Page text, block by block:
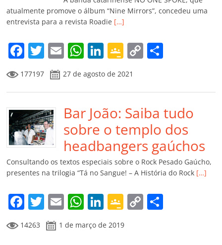
ro
o
m
atualmente promove o álbum “Nine Mirrors”, concedeu uma
entrevista para a revista Roadie […]
F
a
c
e
b
o
o
k
T
w
itt
er
E
m
ai
l
W
at
s
A
p
p
Li
n
k
e
dI
n
G
o
o
gl
e
Cl
a
ss
ro
o
m
C
y
Li
n
k
p
ar
til
h
ar
177197 27 de agosto de 2021
Bar João: Saiba tudo
sobre o templo dos
headbangers gaúchos
Consultando os textos especiais sobre o Rock Pesado Gaúcho,
presentes na trilogia “Tá no Sangue! – A História do Rock […]
F
a
c
T
w
itt
E
m
ai
W
at
Li
n
k
G
o
o
C
14263 1 de março de 2019